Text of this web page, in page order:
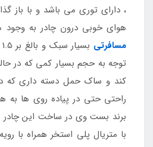
، دارای توری می باشد و با باز
هوای خوبی درون چادر به
مسافرتی
توجه به حجم بسیار کمی که در
کند و ساک حمل دسته داری که
راحتی حتی در پیاده روی ها به
برند بست وی در ساخت این چادر